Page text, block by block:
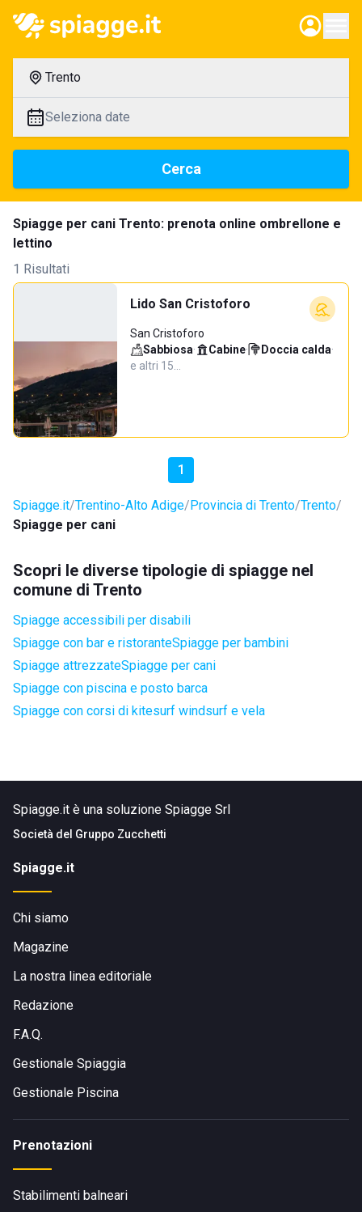
Trento
Seleziona date
Cerca
Spiagge per cani Trento: prenota online ombrellone e
lettino
1 Risultati
Lido San Cristoforo
San Cristoforo
Sabbiosa· Cabine· Doccia calda·
e altri 15…
1
Spiagge.it Trentino-Alto Adige Provincia di Trento Trento
Spiagge per cani
Scopri le diverse tipologie di spiagge nel
comune di Trento
Spiagge accessibili per disabili
Spiagge con bar e ristoranteSpiagge per bambini
Spiagge attrezzateSpiagge per cani
Spiagge con piscina e posto barca
Spiagge con corsi di kitesurf windsurf e vela
Spiagge.it è una soluzione Spiagge Srl
Società del Gruppo Zucchetti
Spiagge.it
Chi siamo
Magazine
La nostra linea editoriale
Redazione
F.A.Q.
Gestionale Spiaggia
Gestionale Piscina
Prenotazioni
Stabilimenti balneari